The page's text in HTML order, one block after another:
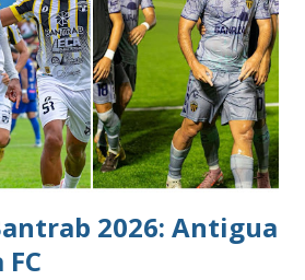
Santa Rosa, 29 de julio
por derecha Peso: 143 libras
Cruz Azul de Segunda
Quinto bachillerato en México
2026: Antigua